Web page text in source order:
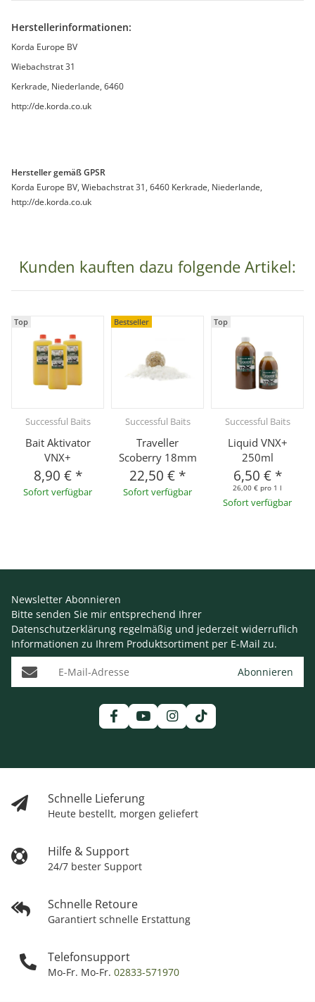
Herstellerinformationen:
Korda Europe BV
Wiebachstrat 31
Kerkrade, Niederlande, 6460
http://de.korda.co.uk
Hersteller gemäß GPSR
Korda Europe BV, Wiebachstrat 31, 6460 Kerkrade, Niederlande,
http://de.korda.co.uk
Kunden kauften dazu folgende Artikel:
Top
Successful Baits
Bait Aktivator
VNX+
8,90 € *
Sofort verfügbar
Bestseller
Successful Baits
Traveller
Scoberry 18mm
22,50 € *
Sofort verfügbar
Top
Successful Baits
Liquid VNX+
250ml
6,50 € *
26,00 € pro 1 l
Sofort verfügbar
Schnelle Lieferung
Heute bestellt, morgen geliefert
Hilfe & Support
24/7 bester Support
Schnelle Retoure
Garantiert schnelle Erstattung
Telefonsupport
Mo-Fr. Mo-Fr. 02833-571970
Newsletter Abonnieren
Bitte senden Sie mir entsprechend Ihrer
Datenschutzerklärung regelmäßig und jederzeit widerruflich
Informationen zu Ihrem Produktsortiment per E-Mail zu.
E-Mail-Adresse Abonnieren